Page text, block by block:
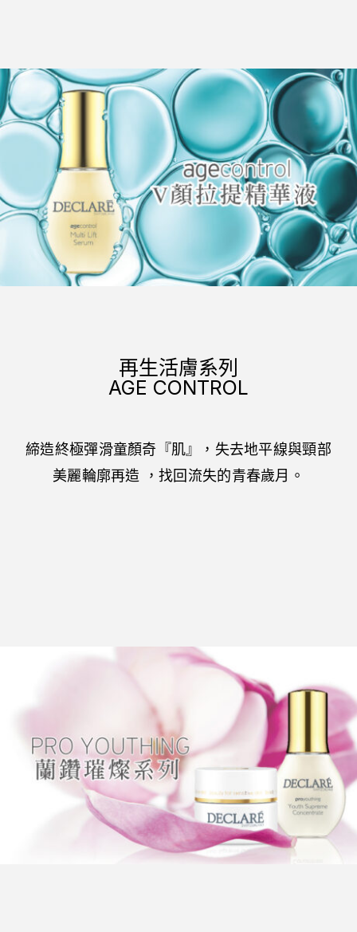
再生活膚系列
AGE CONTROL
締造終極彈滑童顏奇『肌』，失去地平線與頸部
美麗輪廓再造 ，找回流失的青春歲月。